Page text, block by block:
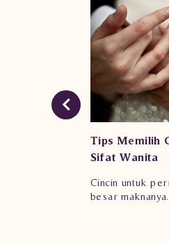
Tips Memilih
Sifat Wanita
Cincin untuk
besar